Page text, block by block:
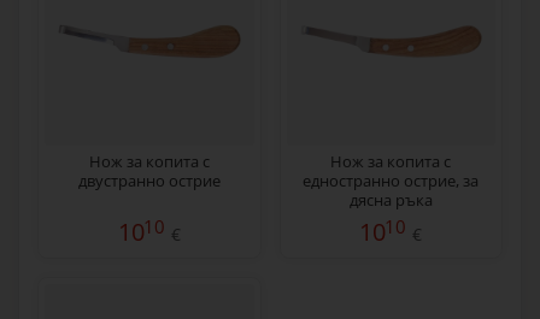
Нож за копита с
двустранно острие
1010 €
Нож за копита с
едностранно острие, за
дясна ръка
1010 €